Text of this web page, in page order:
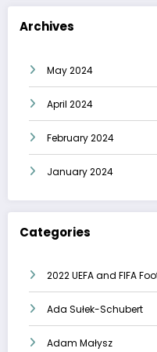
Archives
May 2024
April 2024
February 2024
January 2024
Categories
2022 UEFA and FIFA
Ada Sułek-Schubert
Adam Małysz